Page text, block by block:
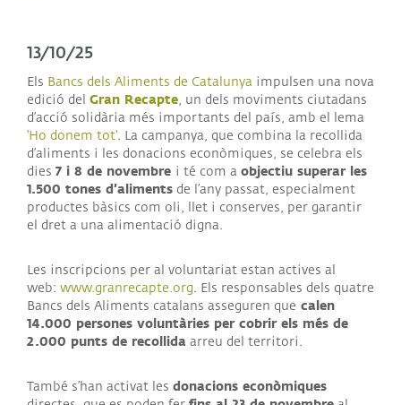
13/10/25
Els Bancs dels Aliments de Catalunya impulsen una nova
edició del Gran Recapte, un dels moviments ciutadans
d’acció solidària més importants del país, amb el lema
'Ho donem tot'. La campanya, que combina la recollida
d’aliments i les donacions econòmiques, se celebra els
dies 7 i 8 de novembre i té com a objectiu superar les
1.500 tones d’aliments de l’any passat, especialment
productes bàsics com oli, llet i conserves, per garantir
el dret a una alimentació digna.
Les inscripcions per al voluntariat estan actives al
web: www.granrecapte.org. Els responsables dels quatre
Bancs dels Aliments catalans asseguren que calen
14.000 persones voluntàries per cobrir els més de
2.000 punts de recollida arreu del territori.
També s’han activat les donacions econòmiques